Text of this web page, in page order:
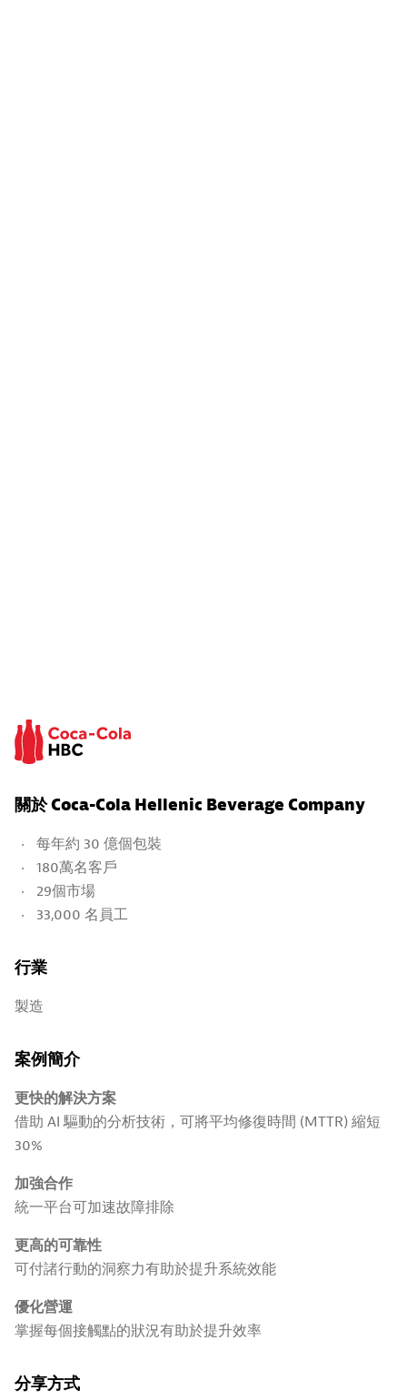
關於 Coca-Cola Hellenic Beverage Company
每年約 30 億個包裝
180萬名客戶
29個市場
33,000 名員工
行業
製造
案例簡介
更快的解決方案
借助 AI 驅動的分析技術，可將平均修復時間 (MTTR) 縮短
30%
加強合作
統一平台可加速故障排除
更高的可靠性
可付諸行動的洞察力有助於提升系統效能
優化營運
掌握每個接觸點的狀況有助於提升效率
分享方式